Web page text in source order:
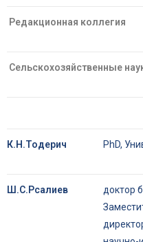
Редакционная коллегия
Сельскохозяйственные
К.Н.Тодерич PhD,
Ш.С.Рсалиев
доктор